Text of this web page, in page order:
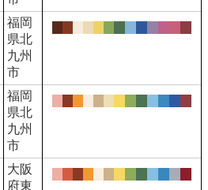
福岡
県北
九州
市
福岡
県北
九州
市
大阪
府東